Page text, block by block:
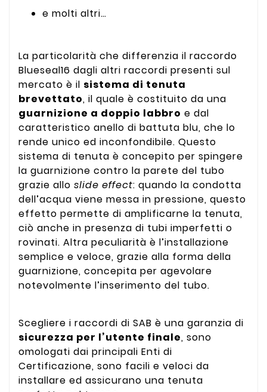
e molti altri…
La particolarità che differenzia il raccordo
Blueseal16 dagli altri raccordi presenti sul
mercato è il sistema di tenuta
brevettato, il quale è costituito da una
guarnizione a doppio labbro e dal
caratteristico anello di battuta blu, che lo
rende unico ed inconfondibile. Questo
sistema di tenuta è concepito per spingere
la guarnizione contro la parete del tubo
grazie allo slide effect: quando la condotta
dell’acqua viene messa in pressione, questo
effetto permette di amplificarne la tenuta,
ciò anche in presenza di tubi imperfetti o
rovinati. Altra peculiarità è l’installazione
semplice e veloce, grazie alla forma della
guarnizione, concepita per agevolare
notevolmente l’inserimento del tubo.
Scegliere i raccordi di SAB è una garanzia di
sicurezza per l’utente finale, sono
omologati dai principali Enti di
Certificazione, sono facili e veloci da
installare ed assicurano una tenuta